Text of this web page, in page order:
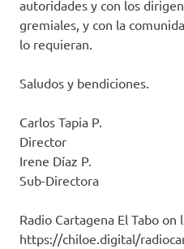
autoridades y con los
gremiales, y con la
lo requieran.
Saludos y bendiciones.
Carlos Tapia P.
Director
Irene Díaz P.
Sub-Directora
Radio Cartagena El Tabo on
https://chiloe.digital/